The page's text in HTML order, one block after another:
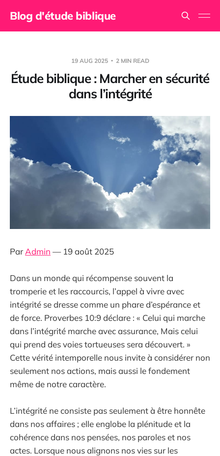
Blog d'étude biblique
19 AUG 2025 2 MIN READ
Étude biblique : Marcher en sécurité
dans l’intégrité
Par Admin — 19 août 2025
Dans un monde qui récompense souvent la
tromperie et les raccourcis, l’appel à vivre avec
intégrité se dresse comme un phare d’espérance et
de force. Proverbes 10:9 déclare : « Celui qui marche
dans l’intégrité marche avec assurance, Mais celui
qui prend des voies tortueuses sera découvert. »
Cette vérité intemporelle nous invite à considérer non
seulement nos actions, mais aussi le fondement
même de notre caractère.
L’intégrité ne consiste pas seulement à être honnête
dans nos affaires ; elle englobe la plénitude et la
cohérence dans nos pensées, nos paroles et nos
actes. Lorsque nous alignons nos vies sur les